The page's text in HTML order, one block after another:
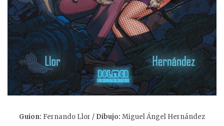
Guion: Fernando Llor / Dibujo: Miguel Ángel Hernández